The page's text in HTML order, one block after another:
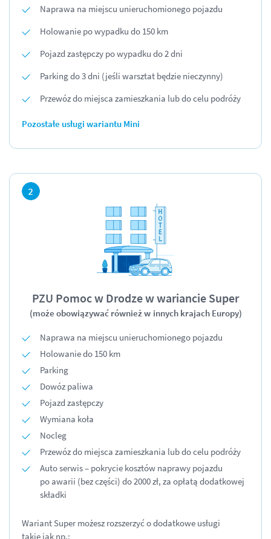
Naprawa na miejscu unieruchomionego pojazdu
Holowanie po wypadku do 150 km
Pojazd zastępczy po wypadku do 2 dni
Parking do 3 dni (jeśli warsztat będzie nieczynny)
Przewóz do miejsca zamieszkania lub do celu podróży
Pozostałe usługi wariantu Mini
PZU Pomoc w Drodze w wariancie Super
(może obowiązywać również w innych krajach Europy)
Naprawa na miejscu unieruchomionego pojazdu
Holowanie do 150 km
Parking
Dowóz paliwa
Pojazd zastępczy
Wymiana koła
Nocleg
Przewóz do miejsca zamieszkania lub do celu podróży
Auto serwis – pokrycie kosztów naprawy pojazdu
po awarii (bez części) do 2000 zł, za opłatą dodatkowej
składki
Wariant Super możesz rozszerzyć o dodatkowe usługi
takie jak np.: